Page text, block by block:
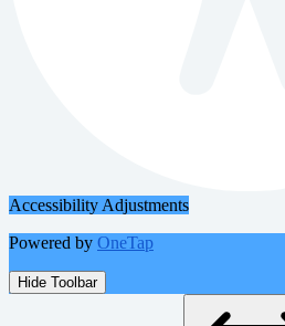
Accessibility Adjustments
Powered by OneTap
Hide Toolbar